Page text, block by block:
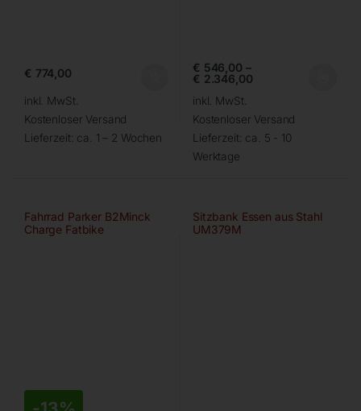
€ 774,00
inkl. MwSt.
Kostenloser Versand
Lieferzeit: ca. 1 – 2 Wochen
€ 546,00 –
€ 2.346,00
inkl. MwSt.
Kostenloser Versand
Lieferzeit: ca. 5 - 10
Werktage
Fahrrad Parker B2Minck
Charge Fatbike
Sitzbank Essen aus Stahl
UM379M